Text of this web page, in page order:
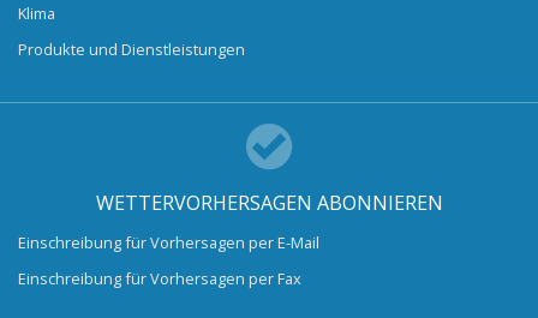
Klima
Produkte und Dienstleistungen
WETTERVORHERSAGEN ABONNIEREN
Einschreibung für Vorhersagen per E-Mail
Einschreibung für Vorhersagen per Fax